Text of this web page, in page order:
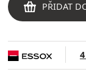
PŘIDAT